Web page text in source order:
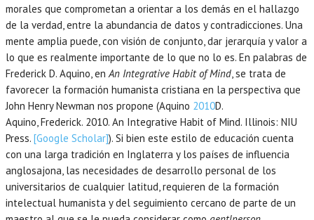
morales que comprometan a orientar a los demás en el hallazgo
de la verdad, entre la abundancia de datos y contradicciones. Una
mente amplia puede, con visión de conjunto, dar jerarquía y valor a
lo que es realmente importante de lo que no lo es. En palabras de
Frederick D. Aquino, enAn Integrative Habit of Mind, se trata de
favorecer la formación humanista cristiana en la perspectiva que
John Henry Newman nos propone (Aquino 2010D.
Aquino,Frederick. 2010. An Integrative Habit of Mind. Illinois: NIU
Press. [Google Scholar]). Si bien este estilo de educación cuenta
con una larga tradición en Inglaterra y los países de influencia
anglosajona, las necesidades de desarrollo personal de los
universitarios de cualquier latitud, requieren de la formación
intelectual humanista y del seguimiento cercano de parte de un